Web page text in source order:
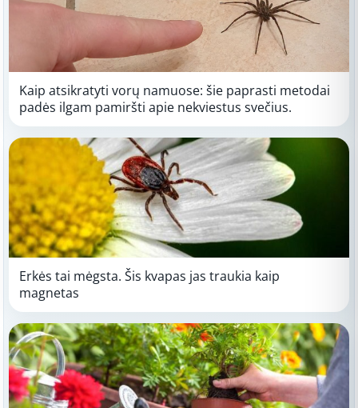
Kaip atsikratyti vorų namuose: šie paprasti metodai
padės ilgam pamiršti apie nekviestus svečius.
Erkės tai mėgsta. Šis kvapas jas traukia kaip
magnetas